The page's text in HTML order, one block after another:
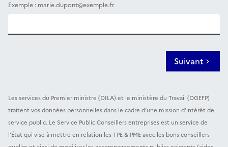
Exemple : marie.dupont@exemple.fr
Suivant
Les services du Premier ministre (DILA) et le ministère du Travail (DGEFP)
traitent vos données personnelles dans le cadre d’une mission d’intérêt de
service public. Le Service Public Conseillers entreprises est un service de
l’État qui vise à mettre en relation les TPE & PME avec les bons conseillers